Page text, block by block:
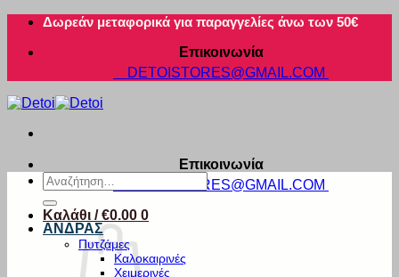
Μετάβαση
περιεχόμενο
Δωρεάν μεταφορικά για παραγγελίες άνω των 50€
Επικοινωνία
DETOISTORES@GMAIL.COM
Επικοινωνία
DETOISTORES@GMAIL.COM
Καλάθι /€0.00 0
Αναζήτηση
για:
ΑΝΔΡΑΣ
Πυτζάμες
Καλοκαιρινές
Χειμερινές